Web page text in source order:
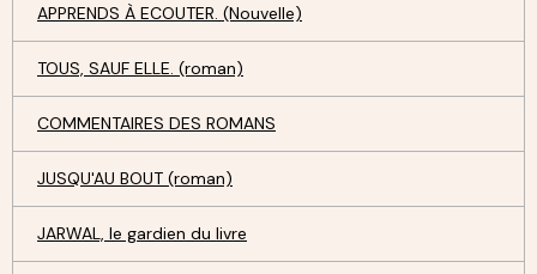
APPRENDS À ECOUTER. (Nouvelle)
TOUS, SAUF ELLE. (roman)
COMMENTAIRES DES ROMANS
JUSQU'AU BOUT (roman)
JARWAL, le gardien du livre